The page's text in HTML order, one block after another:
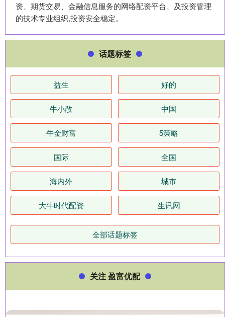
资、期货交易、金融信息服务的网络配资平台、及投资管理
的技术专业组织,投资安全稳定。
话题标签
益生 好的
牛小散 中国
牛金财富 5策略
国际 全国
海内外 城市
大牛时代配资 生讯网
全部话题标签
关注 盈富优配